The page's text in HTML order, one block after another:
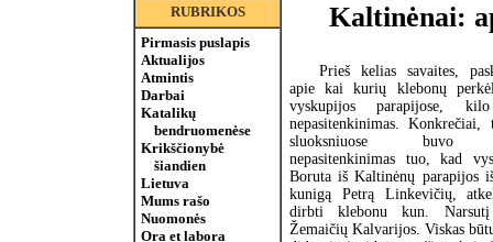
RUBRIKOS
Pirmasis puslapis
Aktualijos
Atmintis
Darbai
Katalikų
bendruomenėse
Krikščionybė
šiandien
Lietuva
Mums rašo
Nuomonės
Ora et labora
Kaltinėnai:
Prieš kelias savaites,
apie kai kurių klebonų
vyskupijos parapijose, kilo
nepasitenkinimas. Konkrečiai,
sluoksniuose buvo
nepasitenkinimas tuo, kad
Boruta iš Kaltinėnų parapijos
kunigą Petrą Linkevičių,
dirbti klebonu kun.
Žemaičių Kalvarijos. Viskas